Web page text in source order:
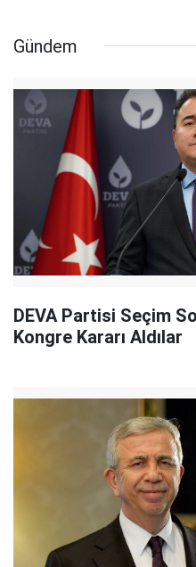
Gündem
DEVA Partisi Seçim
Kongre Kararı Aldılar